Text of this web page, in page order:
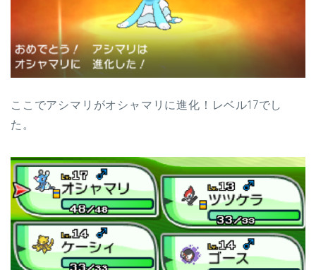
ここでアシマリがオシャマリに進化！レベル17でし
た。